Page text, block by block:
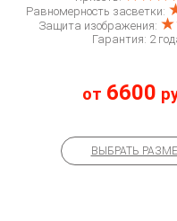
Равномерность засветки:
Защита изображения:
Гарантия: 2
от 6600
ВЫБРАТЬ